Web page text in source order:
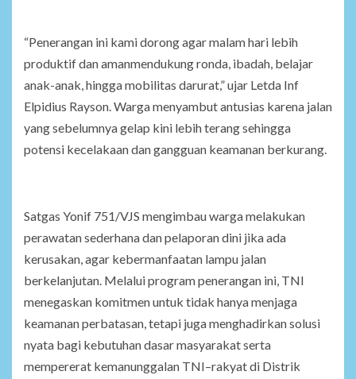
“Penerangan ini kami dorong agar malam hari lebih
produktif dan amanmendukung ronda, ibadah, belajar
anak-anak, hingga mobilitas darurat,” ujar Letda Inf
Elpidius Rayson. Warga menyambut antusias karena jalan
yang sebelumnya gelap kini lebih terang sehingga
potensi kecelakaan dan gangguan keamanan berkurang.
Satgas Yonif 751/VJS mengimbau warga melakukan
perawatan sederhana dan pelaporan dini jika ada
kerusakan, agar kebermanfaatan lampu jalan
berkelanjutan. Melalui program penerangan ini, TNI
menegaskan komitmen untuk tidak hanya menjaga
keamanan perbatasan, tetapi juga menghadirkan solusi
nyata bagi kebutuhan dasar masyarakat serta
mempererat kemanunggalan TNI–rakyat di Distrik